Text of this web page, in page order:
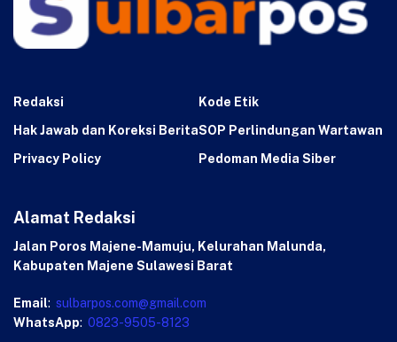
Redaksi
Kode Etik
Hak Jawab dan Koreksi BeritaSOP Perlindungan Wartawan
Privacy Policy
Pedoman Media Siber
Alamat Redaksi
Jalan Poros Majene-Mamuju, Kelurahan Malunda,
Kabupaten Majene Sulawesi Barat
Email: sulbarpos.com@gmail.com
WhatsApp: 0823-9505-8123